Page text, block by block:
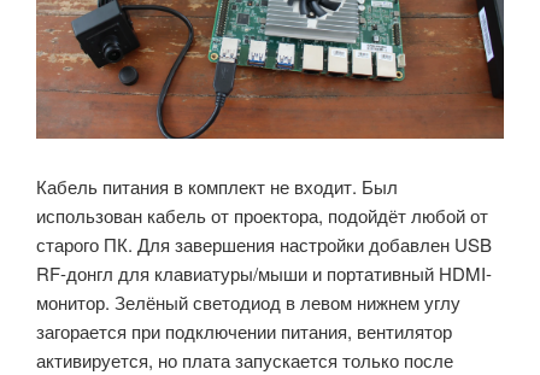
Кабель питания в комплект не входит. Был
использован кабель от проектора, подойдёт любой от
старого ПК. Для завершения настройки добавлен USB
RF-донгл для клавиатуры/мыши и портативный HDMI-
монитор. Зелёный светодиод в левом нижнем углу
загорается при подключении питания, вентилятор
активируется, но плата запускается только после